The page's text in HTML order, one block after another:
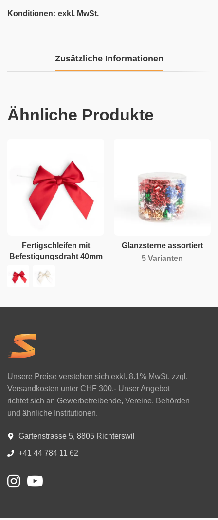
Konditionen: exkl. MwSt.
Zusätzliche Informationen
Ähnliche Produkte
Fertigschleifen mit
Befestigungsdraht 40mm
Glanzsterne assortiert
5 Varianten
Unsere Preise verstehen sich exkl. 8.1% MwSt. zzgl.
Versandkosten unter CHF 300.- Unser Angebot
richtet sich an Gewerbetreibende, Vereine, Behörden
und ähnliche Institutionen.
Gartenstrasse 5, 8805 Richterswil
+41 44 784 11 62